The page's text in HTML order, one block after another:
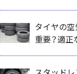
ク方法と
タイヤの
重要？適正